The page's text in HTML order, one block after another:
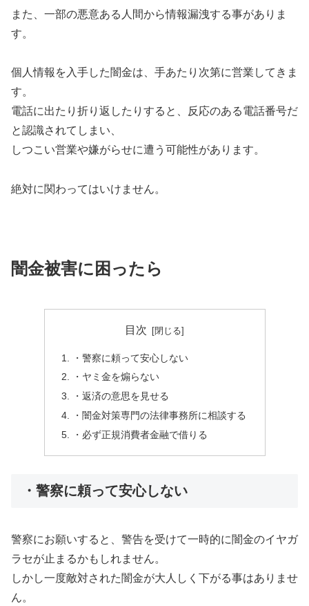
また、一部の悪意ある人間から情報漏洩する事がありま
す。
個人情報を入手した闇金は、手あたり次第に営業してきま
す。
電話に出たり折り返したりすると、反応のある電話番号だ
と認識されてしまい、
しつこい営業や嫌がらせに遭う可能性があります。
絶対に関わってはいけません。
闇金被害に困ったら
目次
・警察に頼って安心しない
・ヤミ金を煽らない
・返済の意思を見せる
・闇金対策専門の法律事務所に相談する
・必ず正規消費者金融で借りる
・警察に頼って安心しない
警察にお願いすると、警告を受けて一時的に闇金のイヤガ
ラセが止まるかもしれません。
しかし一度敵対された闇金が大人しく下がる事はありませ
ん。